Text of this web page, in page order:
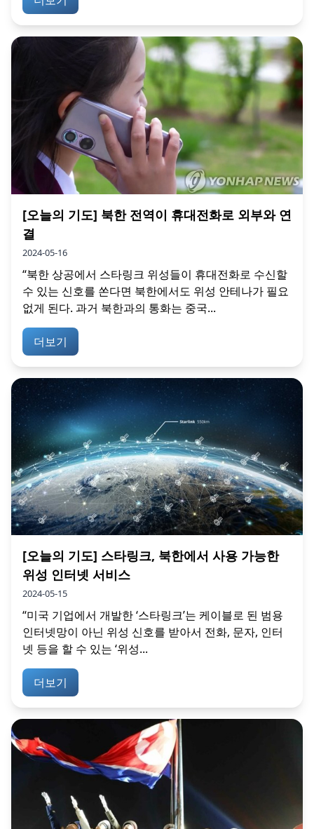
[오늘의 기도] 북한 전역이 휴대전화로 외부와 연
결
2024-05-16
“북한 상공에서 스타링크 위성들이 휴대전화로 수신할
수 있는 신호를 쏜다면 북한에서도 위성 안테나가 필요
없게 된다. 과거 북한과의 통화는 중국...
더보기
[오늘의 기도] 스타링크, 북한에서 사용 가능한
위성 인터넷 서비스
2024-05-15
“미국 기업에서 개발한 ‘스타링크’는 케이블로 된 범용
인터넷망이 아닌 위성 신호를 받아서 전화, 문자, 인터
넷 등을 할 수 있는 ‘위성...
더보기